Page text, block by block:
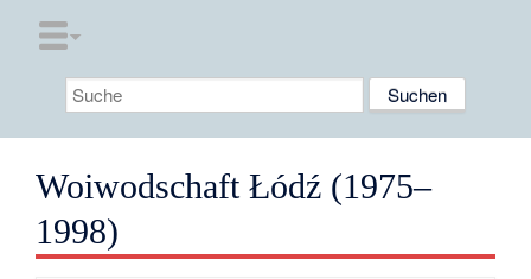
Woiwodschaft Łódź (1975–
1998)